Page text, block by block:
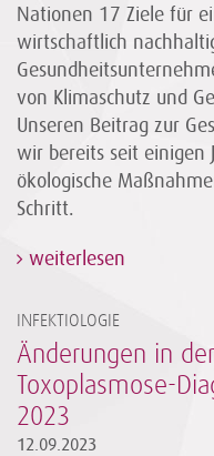
Nationen 17 Ziele für
wirtschaftlich
von Klimaschutz und
Unseren Beitrag zur
wir bereits seit einigen
ökologische
Schritt.
weiterlesen
INFEKTIOLOGIE
Änderungen in
Toxoplasmose-
2023
12.09.2023